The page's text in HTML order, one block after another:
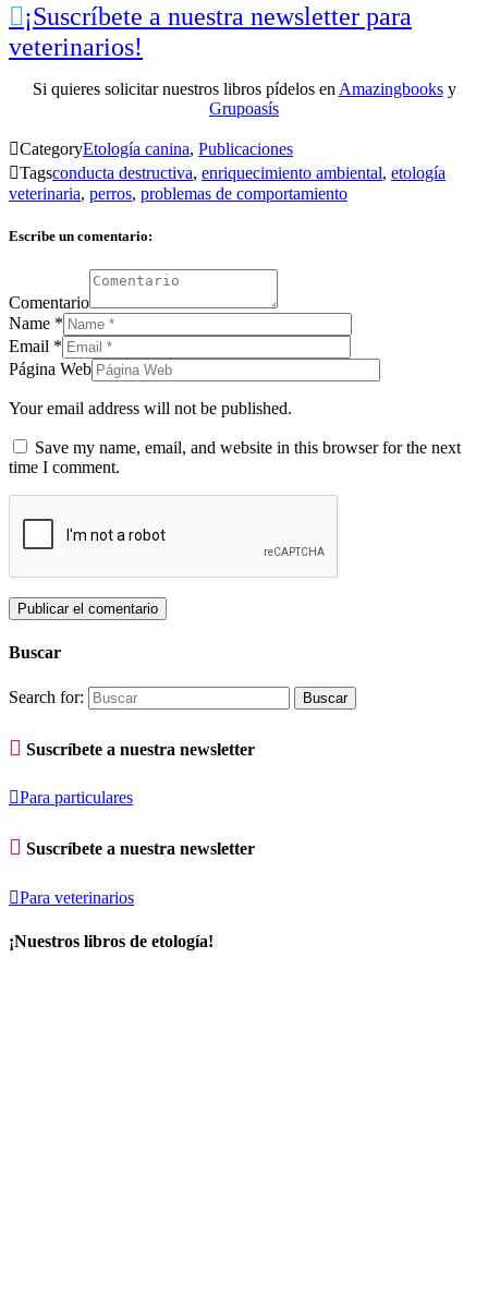
¡Suscríbete a nuestra newsletter para
veterinarios!
Si quieres solicitar nuestros libros pídelos en Amazingbooksy
Grupoasís
CategoryEtología canina, Publicaciones
Tagsconducta destructiva, enriquecimiento ambiental, etología
veterinaria, perros, problemas de comportamiento
Escribe un comentario:
Comentario
Name *
Email *
Página Web
Your email address will not be published.
Save my name, email, and website in this browser for the next
time I comment.
Buscar
Search for:
 Suscríbete a nuestra newsletter
Para particulares
 Suscríbete a nuestra newsletter
Para veterinarios
¡Nuestros libros de etología!